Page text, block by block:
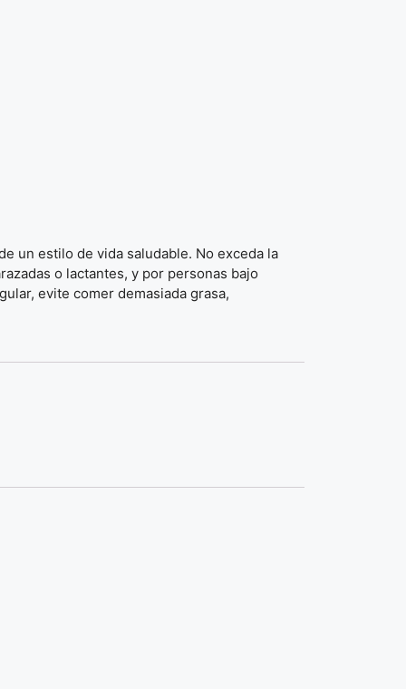
un estilo de vida saludable. No exceda la
o lactantes, y por personas bajo
evite comer demasiada grasa,